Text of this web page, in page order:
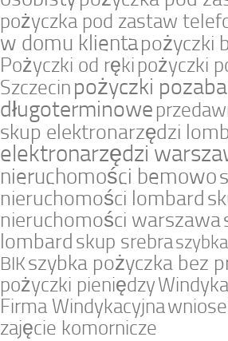
pożyczka pod zastaw
w domu klientapożyczki
Pożyczki od ręki pożyczki
Szczecin pożyczki
długoterminowe
skup elektronarzędzi
elektronarzędzi
nieruchomości bemowo
nieruchomości lombard
nieruchomości warszawa
lombard skup srebra
BIKszybka pożyczka bez
pożyczki pieniędzy
Firma Windykacyjna
zajęcie komornicze